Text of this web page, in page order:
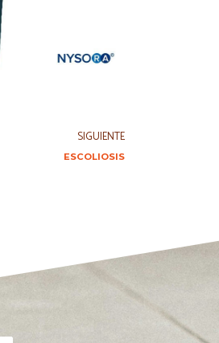
SIGUIENTE
ESCOLIOSIS